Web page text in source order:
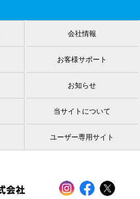
会社情報
お客様サポート
お知らせ
当サイトについて
ユーザー専用サイト